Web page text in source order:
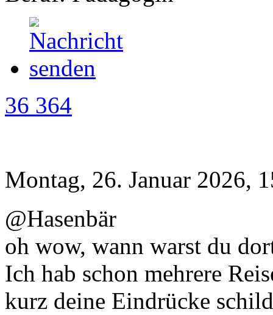
36 364
Montag, 26. Januar 2026,
@Hasenbär
oh wow, wann warst du
Ich hab schon mehrere
kurz deine Eindrücke